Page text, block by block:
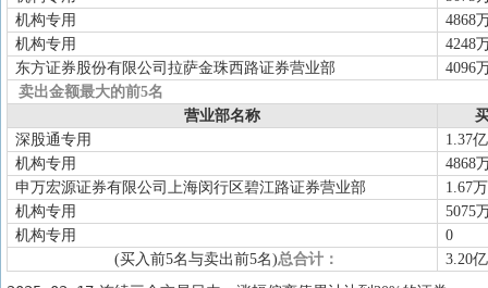
机构专用
4868
机构专用
4248
东方证券股份有限公司拉萨金珠西路证券营业部
4096
卖出金额最大的前5名
营业部名称
深股通专用
1.37亿
机构专用
4868
申万宏源证券有限公司上海闵行区碧江路证券营业部
1.67万
机构专用
5075
机构专用
0
(买入前5名与卖出前5名)总合计： 3.20亿